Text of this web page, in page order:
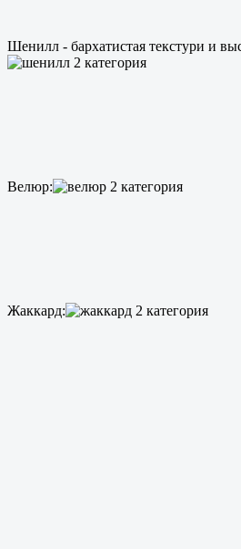
Шенилл - бархатистая текстури и
Велюр:
Жаккард: